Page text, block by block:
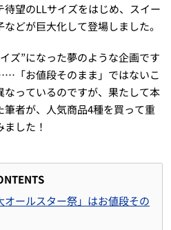
望のLLサイズをはじめ、スイー
どが巨大化して登場しました。
ズ”になった夢のような企画です
「お値段そのまま」ではないこ
なっているのですが、果たして本
者が、人気商品4種を買って重
した！
ールスター祭」はお値段その